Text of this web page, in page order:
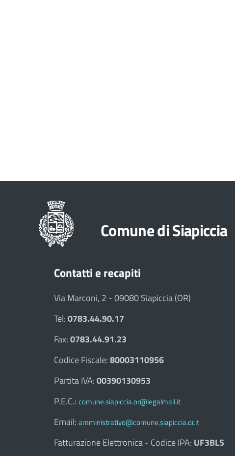
Comune di Siapiccia
Contatti e recapiti
Via Marconi, 2 - 09080 Siapiccia (OR)
Tel:0783.44.90.17
Fax:0783.44.91.23
Codice Fiscale:80003110956
Partita IVA:00390130953
P.E.C.: comune.siapiccia.or@legalmail.it
Email: amministrativo@comune.siapiccia.or.it
Fatturazione Elettronica - Codice IPA: UF3BLS